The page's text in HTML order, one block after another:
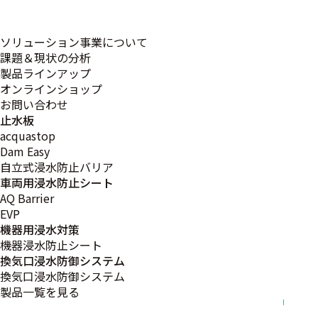
ソリューション事業について
課題＆現状の分析
製品ラインアップ
オンラインショップ
お問い合わせ
止水板
acquastop
Dam Easy
自立式浸水防止バリア
車両用浸水防止シート
AQ Barrier
EVP
機器用浸水対策
機器浸水防止シート
換気口浸水防御システム
換気口浸水防御システム
製品一覧を見る